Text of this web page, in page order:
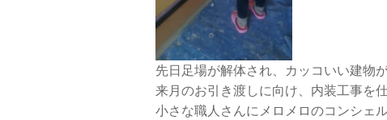
先日足場が解体され、カッコいい建物
来月のお引き渡しに向け、内装工事を
小さな職人さんにメロメロのコンシェ